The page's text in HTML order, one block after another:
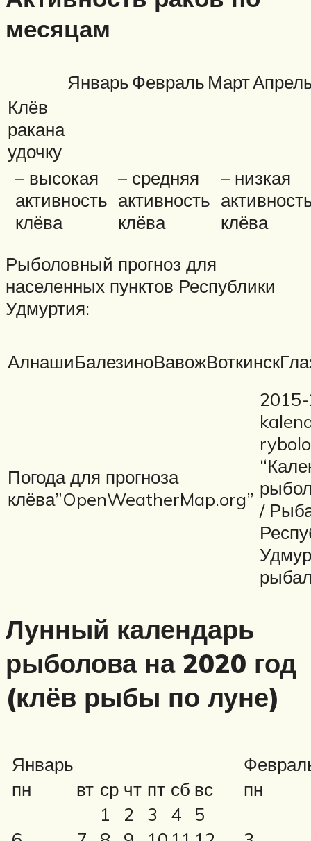
месяцам
ЯнварьФевраль Март
Клёв
ракана
удочку
– высокая
активность
клёва
– средняя
активность
клёва
– низкая
клёва
Рыболовный прогноз для
населенных пунктов Республики
Удмуртия:
Погода для прогноза
клёва”OpenWeatherMap.org” /
Лунный календарь
рыболова на 2020 год
(клёв рыбы по луне)
Январь
пн
вт ср чт пт сб вс
1
2 3 4
5
пн